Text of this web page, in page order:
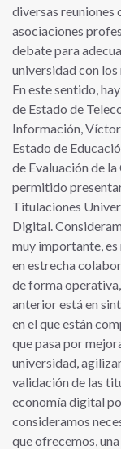
diversas reuniones
asociaciones
debate para
universidad con
En este sentido,
de Estado de
Información,
Estado de
de Evaluación de
permitido
Titulaciones
Digital.
muy importante, es
en estrecha
de forma
anterior está en
en el que están
que pasa por
universidad,
validación de las
economía digital
consideramos
que ofrecemos,